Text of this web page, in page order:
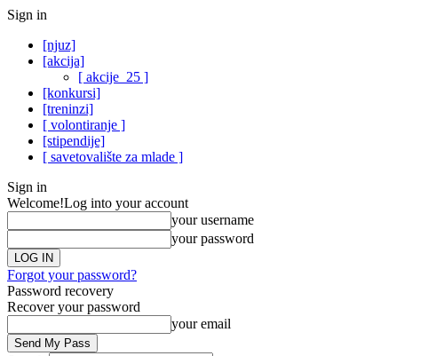
Sign in
[njuz]
[akcija]
[ akcije_25 ]
[konkursi]
[treninzi]
[ volontiranje ]
[stipendije]
[ savetovalište za mlade ]
Sign in
Welcome!Log into your account
your username
your password
Forgot your password?
Password recovery
Recover your password
your email